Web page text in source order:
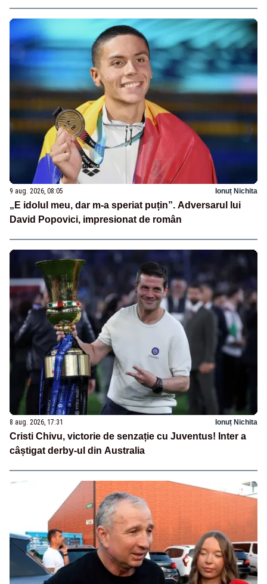
9 aug. 2026, 08:05 Ionuț Nichita
„E idolul meu, dar m-a speriat puțin”. Adversarul lui
David Popovici, impresionat de român
8 aug. 2026, 17:31 Ionuț Nichita
Cristi Chivu, victorie de senzație cu Juventus! Inter a
câștigat derby-ul din Australia